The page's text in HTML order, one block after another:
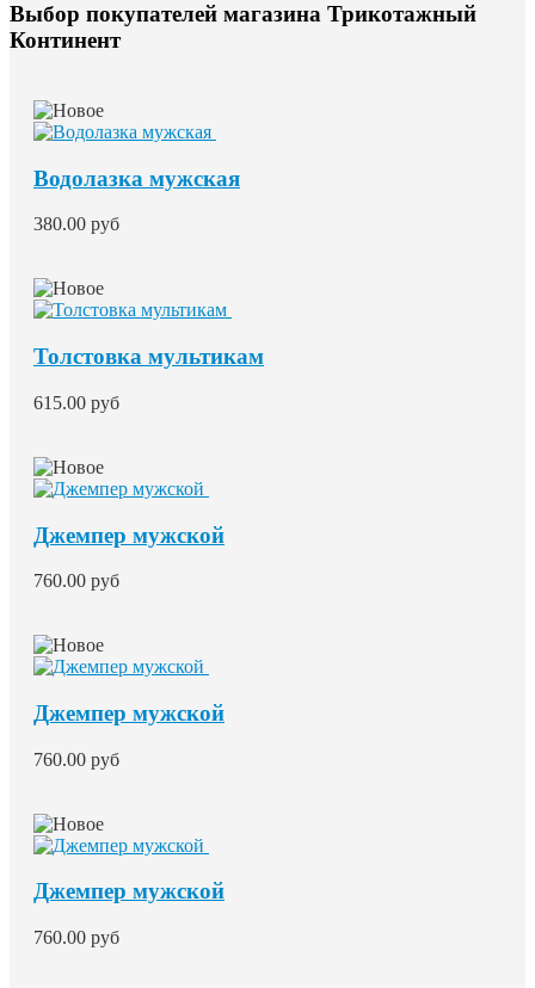
Выбор покупателей магазина Трикотажный
Континент
Водолазка мужская
380.00 руб
Толстовка мультикам
615.00 руб
Джемпер мужской
760.00 руб
Джемпер мужской
760.00 руб
Джемпер мужской
760.00 руб